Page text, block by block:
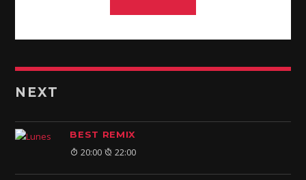
NEXT
BEST REMIX
20:00 22:00